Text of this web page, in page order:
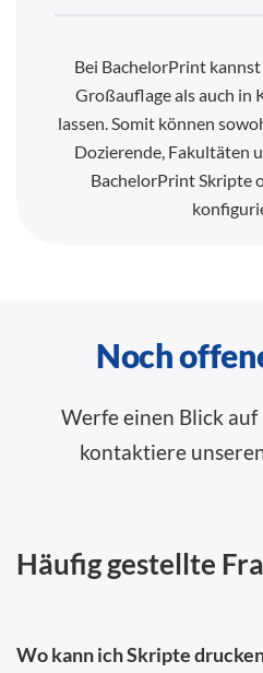
Bei BachelorPrint
Großauflage als auch in
lassen. Somit können
Dozierende, Fakultäten
BachelorPrint Skripte
Noch
Werfe einen Blick auf
kontaktiere
Häufig gestellte
Wo kann ich Skripte